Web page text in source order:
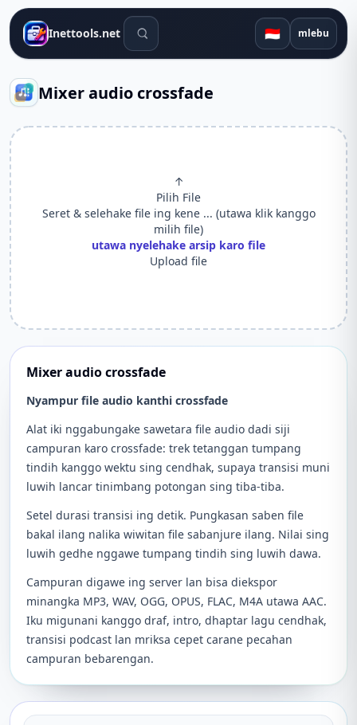
Inettools.net Alat telusuran 🇮🇩 mlebu
Mixer audio crossfade
↑
Pilih File
Seret & selehake file ing kene ... (utawa klik kanggo
milih file)
utawa nyelehake arsip karo file
Upload file
Mixer audio crossfade
Nyampur file audio kanthi crossfade
Alat iki nggabungake sawetara file audio dadi siji
campuran karo crossfade: trek tetanggan tumpang
tindih kanggo wektu sing cendhak, supaya transisi muni
luwih lancar tinimbang potongan sing tiba-tiba.
Setel durasi transisi ing detik. Pungkasan saben file
bakal ilang nalika wiwitan file sabanjure ilang. Nilai sing
luwih gedhe nggawe tumpang tindih sing luwih dawa.
Campuran digawe ing server lan bisa diekspor
minangka MP3, WAV, OGG, OPUS, FLAC, M4A utawa AAC.
Iku migunani kanggo draf, intro, dhaptar lagu cendhak,
transisi podcast lan mriksa cepet carane pecahan
campuran bebarengan.